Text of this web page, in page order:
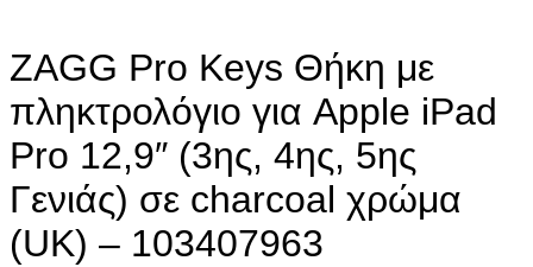
ZAGG Pro Keys Θήκη με
πληκτρολόγιο για Apple iPad
Pro 12,9″ (3ης, 4ης, 5ης
Γενιάς) σε charcoal χρώμα
(UK) – 103407963